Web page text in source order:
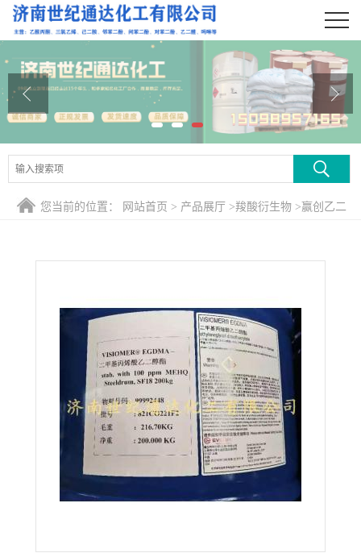
公司介绍
产品展厅
证书荣誉
您当前的位置： 网站首页 > 产品展厅 >羧酸衍生物 >赢创乙二